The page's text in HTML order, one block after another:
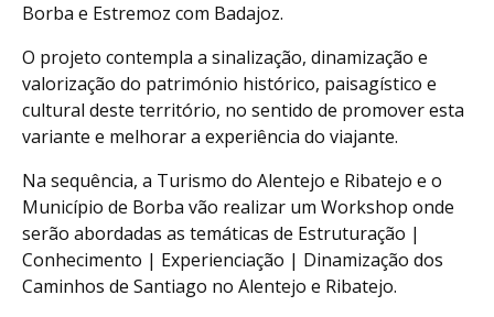
Borba e Estremoz com Badajoz.
O projeto contempla a sinalização, dinamização e
valorização do património histórico, paisagístico e
cultural deste território, no sentido de promover esta
variante e melhorar a experiência do viajante.
Na sequência, a Turismo do Alentejo e Ribatejo e o
Município de Borba vão realizar um Workshop onde
serão abordadas as temáticas de Estruturação |
Conhecimento | Experienciação | Dinamização dos
Caminhos de Santiago no Alentejo e Ribatejo.